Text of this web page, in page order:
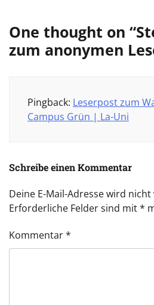
One thought on “
zum anonymen
Pingback: Leserpost zum
Campus Grün | La-Uni
Schreibe einen Kommentar
Deine E-Mail-Adresse wird
Erforderliche Felder sind mit*
Kommentar*